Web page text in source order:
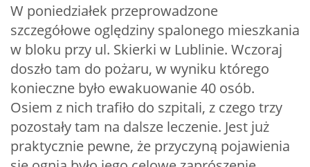
W poniedziałek przeprowadzone
szczegółowe oględziny spalonego mieszkania
w bloku przy ul. Skierki w Lublinie. Wczoraj
doszło tam do pożaru, w wyniku którego
konieczne było ewakuowanie 40 osób.
Osiem z nich trafiło do szpitali, z czego trzy
pozostały tam na dalsze leczenie. Jest już
praktycznie pewne, że przyczyną pojawienia